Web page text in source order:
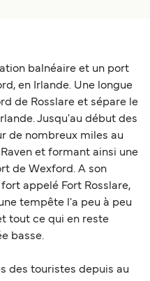
balnéaire et un port
en Irlande. Une longue
de Rosslare et sépare le
Jusqu'au début des
de nombreux miles au
et formant ainsi une
de Wexford. A son
appelé Fort Rosslare,
tempête l'a peu à peu
tout ce qui en reste
basse.
des touristes depuis au